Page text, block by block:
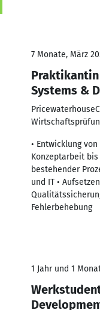
7 Monate, März
Praktikantin
Systems &
• Entwicklung
Konzeptarbeit
bestehender
und IT •
Fehlerbehebung
1 Jahr und 1